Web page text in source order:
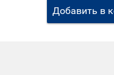
Добавить в